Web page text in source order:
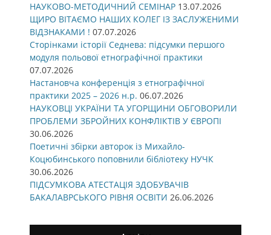
НАУКОВО-МЕТОДИЧНИЙ СЕМІНАР 13.07.2026
ЩИРО ВІТАЄМО НАШИХ КОЛЕГ ІЗ ЗАСЛУЖЕНИМИ
ВІДЗНАКАМИ ! 07.07.2026
Сторінками історії Седнева: підсумки першого
модуля польової етнографічної практики
07.07.2026
Настановча конференція з етнографічної
практики 2025 – 2026 н.р. 06.07.2026
НАУКОВЦІ УКРАЇНИ ТА УГОРЩИНИ ОБГОВОРИЛИ
ПРОБЛЕМИ ЗБРОЙНИХ КОНФЛІКТІВ У ЄВРОПІ
30.06.2026
Поетичні збірки авторок із Михайло-
Коцюбинського поповнили бібліотеку НУЧК
30.06.2026
ПІДСУМКОВА АТЕСТАЦІЯ ЗДОБУВАЧІВ
БАКАЛАВРСЬКОГО РІВНЯ ОСВІТИ 26.06.2026